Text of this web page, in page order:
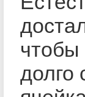
чтобы
долго